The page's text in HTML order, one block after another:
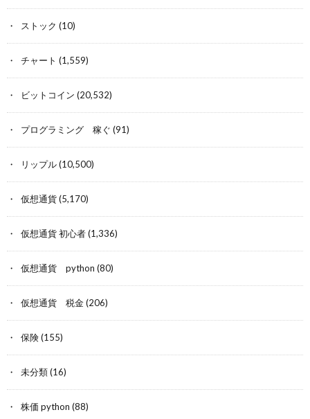
ストック (10)
チャート (1,559)
ビットコイン (20,532)
プログラミング 稼ぐ (91)
リップル(10,500)
仮想通貨(5,170)
仮想通貨 初心者(1,336)
仮想通貨 python (80)
仮想通貨 税金(206)
保険(155)
未分類(16)
株価 python (88)